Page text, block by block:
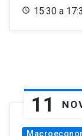
15:30 a
11